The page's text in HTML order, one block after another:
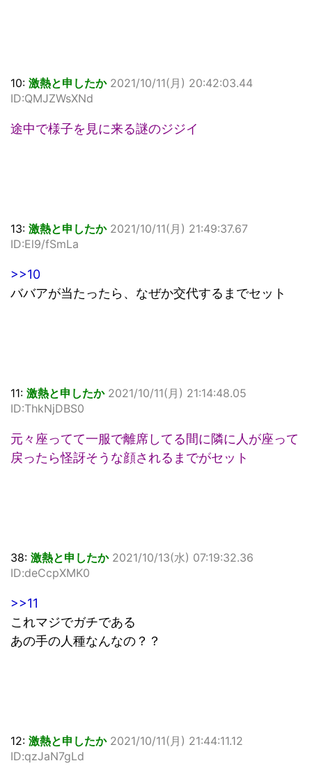
10: 激熱と申したか 2021/10/11(月) 20:42:03.44
ID:QMJZWsXNd
途中で様子を見に来る謎のジジイ
13: 激熱と申したか 2021/10/11(月) 21:49:37.67
ID:El9/fSmLa
>>10
ババアが当たったら、なぜか交代するまでセット
11: 激熱と申したか 2021/10/11(月) 21:14:48.05
ID:ThkNjDBS0
元々座ってて一服で離席してる間に隣に人が座って
戻ったら怪訝そうな顔されるまでがセット
38: 激熱と申したか 2021/10/13(水) 07:19:32.36
ID:deCcpXMK0
>>11
これマジでガチである
あの手の人種なんなの？？
12: 激熱と申したか 2021/10/11(月) 21:44:11.12
ID:qzJaN7gLd